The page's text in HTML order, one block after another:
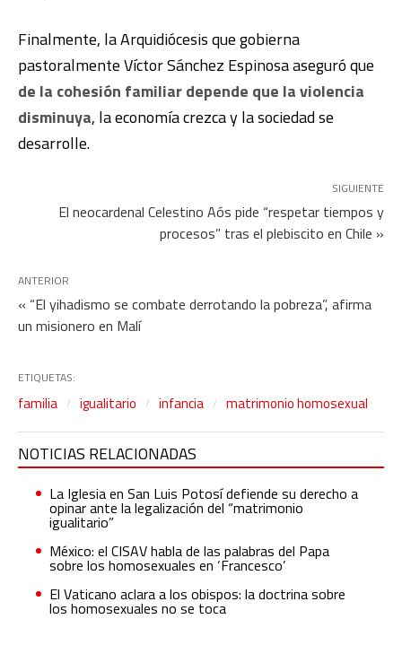
Finalmente, la Arquidiócesis que gobierna
pastoralmente Víctor Sánchez Espinosa aseguró que
de la cohesión familiar depende que la violencia
disminuya, la economía crezca y la sociedad se
desarrolle.
SIGUIENTE
El neocardenal Celestino Aós pide “respetar tiempos y
procesos” tras el plebiscito en Chile »
ANTERIOR
« “El yihadismo se combate derrotando la pobreza”, afirma
un misionero en Malí
ETIQUETAS:
familia igualitario infancia matrimonio homosexual
NOTICIAS RELACIONADAS
La Iglesia en San Luis Potosí defiende su derecho a
opinar ante la legalización del “matrimonio
igualitario”
México: el CISAV habla de las palabras del Papa
sobre los homosexuales en ‘Francesco’
El Vaticano aclara a los obispos: la doctrina sobre
los homosexuales no se toca